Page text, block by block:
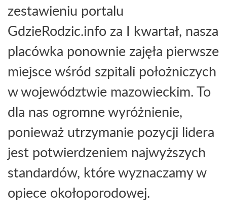
zestawieniu portalu
GdzieRodzic.info za I kwartał, nasza
placówka ponownie zajęła pierwsze
miejsce wśród szpitali położniczych
w województwie mazowieckim. To
dla nas ogromne wyróżnienie,
ponieważ utrzymanie pozycji lidera
jest potwierdzeniem najwyższych
standardów, które wyznaczamy w
opiece okołoporodowej.